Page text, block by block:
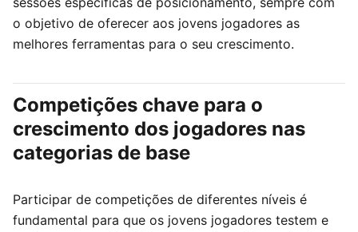
o objetivo de oferecer aos jovens jogadores as
melhores ferramentas para o seu crescimento.
Competições chave para o
crescimento dos jogadores nas
categorias de base
Participar de competições de diferentes níveis é
fundamental para que os jovens jogadores testem e